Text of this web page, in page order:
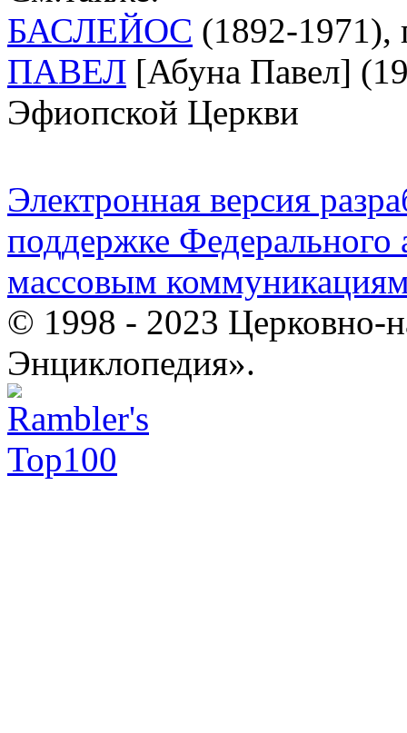
БАСЛЕЙОС (1892-1971),
ПАВЕЛ [Абуна Павел]
Эфиопской Церкви
Электронная версия
поддержке Федерального
массовым
© 1998 - 2023 Церковно-
Энциклопедия».